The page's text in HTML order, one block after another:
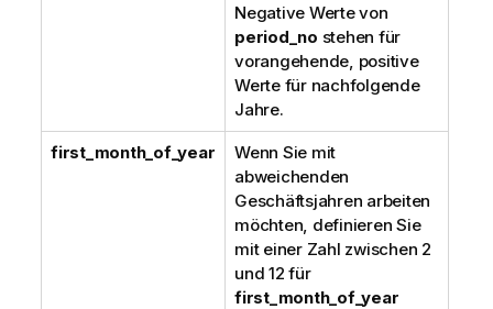
Negative Werte von
period_no stehen für
vorangehende, positive
Werte für nachfolgende
Jahre.
first_month_of_year
Wenn Sie mit
abweichenden
Geschäftsjahren arbeiten
möchten, definieren Sie
mit einer Zahl zwischen 2
und 12 für
first_month_of_year